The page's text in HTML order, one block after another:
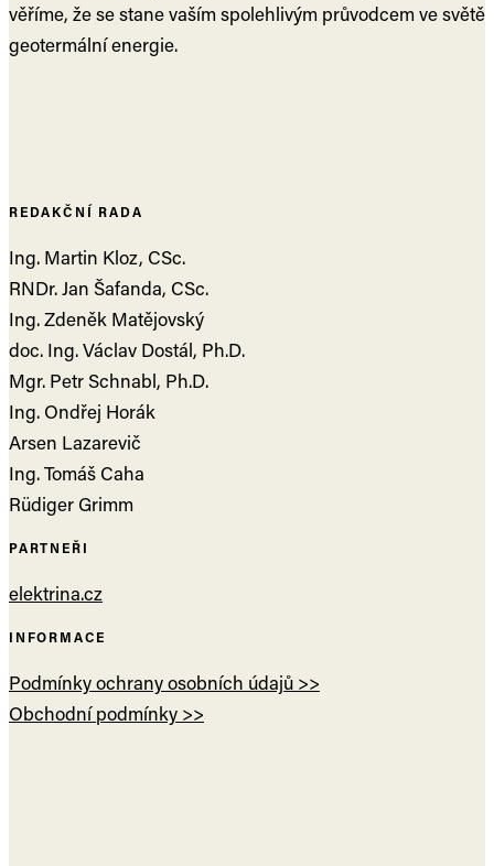
věříme, že se stane vaším spolehlivým průvodcem ve světě
geotermální energie.
REDAKČNÍ RADA
Ing. Martin Kloz, CSc.
RNDr. Jan Šafanda, CSc.
Ing. Zdeněk Matějovský
doc. Ing. Václav Dostál, Ph.D.
Mgr. Petr Schnabl, Ph.D.
Ing. Ondřej Horák
Arsen Lazarevič
Ing. Tomáš Caha
Rüdiger Grimm
PARTNEŘI
elektrina.cz
INFORMACE
Podmínky ochrany osobních údajů >>
Obchodní podmínky >>